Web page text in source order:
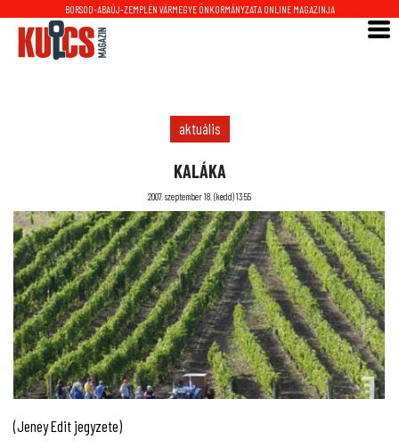
BORSOD-ABAÚJ-ZEMPLÉN VÁRMEGYE ÖNKORMÁNYZATA ONLINE MAGAZINJA
aktuális
KALÁKA
2007. szeptember 18. (kedd) 13:55
(Jeney Edit jegyzete)